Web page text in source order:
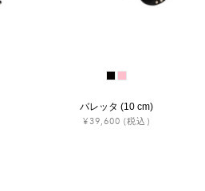
バレッタ (10 cm)
¥39,600 (税込)